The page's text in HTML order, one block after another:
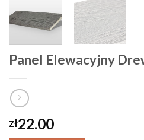
Panel Elewacyjny
zł22.00